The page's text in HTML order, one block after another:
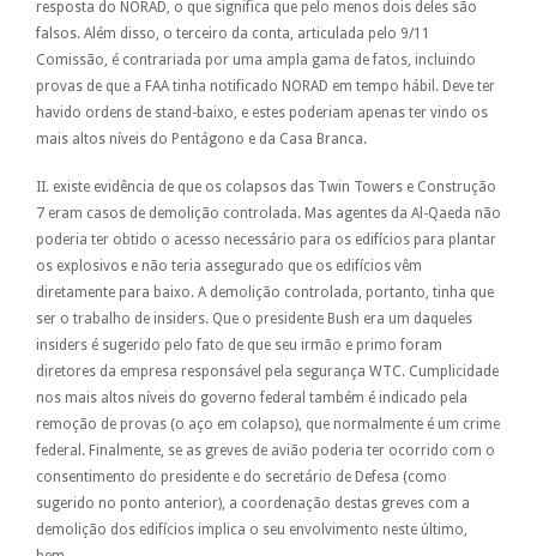
resposta do NORAD, o que significa que pelo menos dois deles são
falsos. Além disso, o terceiro da conta, articulada pelo 9/11
Comissão, é contrariada por uma ampla gama de fatos, incluindo
provas de que a FAA tinha notificado NORAD em tempo hábil. Deve ter
havido ordens de stand-baixo, e estes poderiam apenas ter vindo os
mais altos níveis do Pentágono e da Casa Branca.
II. existe evidência de que os colapsos das Twin Towers e Construção
7 eram casos de demolição controlada. Mas agentes da Al-Qaeda não
poderia ter obtido o acesso necessário para os edifícios para plantar
os explosivos e não teria assegurado que os edifícios vêm
diretamente para baixo. A demolição controlada, portanto, tinha que
ser o trabalho de insiders. Que o presidente Bush era um daqueles
insiders é sugerido pelo fato de que seu irmão e primo foram
diretores da empresa responsável pela segurança WTC. Cumplicidade
nos mais altos níveis do governo federal também é indicado pela
remoção de provas (o aço em colapso), que normalmente é um crime
federal. Finalmente, se as greves de avião poderia ter ocorrido com o
consentimento do presidente e do secretário de Defesa (como
sugerido no ponto anterior), a coordenação destas greves com a
demolição dos edifícios implica o seu envolvimento neste último,